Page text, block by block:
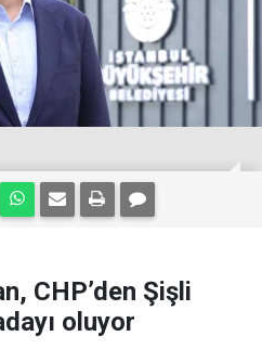
CHP’den Şişli
oluyor